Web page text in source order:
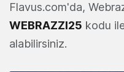
Flavus.com'da,
WEBRAZZI25 kodu
alabilirsiniz.